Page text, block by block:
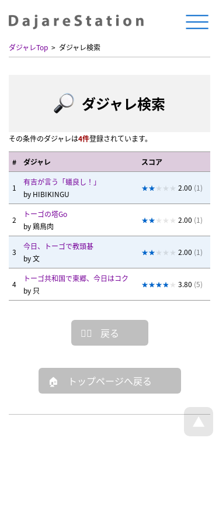
ダジャレTop ダジャレ検索
ダジャレ検索
その条件のダジャレは4件登録されています。
# ダジャレ スコア
1
有吉が言う「蟻良し！」
by HIBIKINGU
2.00 (1)
2
トーゴの塔Go
by鶏鳥肉
2.00 (1)
3
今日、トーゴで教頭碁
by文
2.00 (1)
4
トーゴ共和国で東郷、今日はコク
by 只
3.80 (5)
戻る
トップページへ戻る